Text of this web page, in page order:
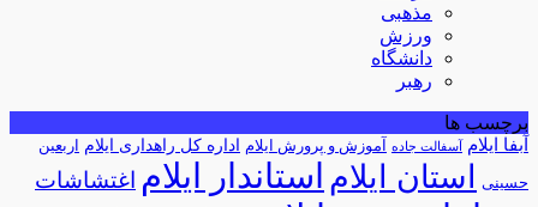
مذهبی
ورزش
دانشگاه
رهبر
برچسب ها
آبفا ایلام آسفالت جاده آموزش و پرورش ایلام اداره کل راهداری ایلام اربعین
حسینی استان ایلام استاندار ایلام اغتشاشات